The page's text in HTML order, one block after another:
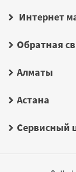
Интернет
Обратная
Алматы
Астана
Сервисный